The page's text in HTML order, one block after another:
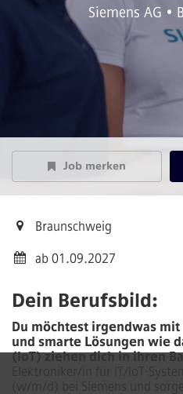
Siemens AG •
Job merken
Braunschweig
ab 01.09.2027
Dein Berufsbild:
Du möchtest irgendwas
und smarte Lösungen wie
(IoT) ziehen dich in ihren
Elektroniker/in für IT/IoT-
bei Siemens und